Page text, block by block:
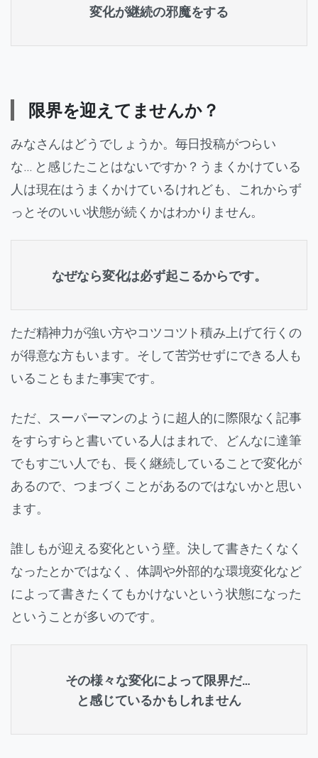
変化が継続の邪魔をする
限界を迎えてませんか？
みなさんはどうでしょうか。毎日投稿がつらい
な… と感じたことはないですか？うまくかけている
人は現在はうまくかけているけれども、これからず
っとそのいい状態が続くかはわかりません。
なぜなら変化は必ず起こるからです。
ただ精神力が強い方やコツコツト積み上げて行くの
が得意な方もいます。そして苦労せずにできる人も
いることもまた事実です。
ただ、スーパーマンのように超人的に際限なく記事
をすらすらと書いている人はまれで、どんなに達筆
でもすごい人でも、長く継続していることで変化が
あるので、つまづくことがあるのではないかと思い
ます。
誰しもが迎える変化という壁。決して書きたくなく
なったとかではなく、体調や外部的な環境変化など
によって書きたくてもかけないという状態になった
ということが多いのです。
その様々な変化によって限界だ…
と感じているかもしれません